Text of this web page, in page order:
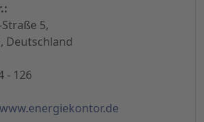
5,
Deutschland
- 126